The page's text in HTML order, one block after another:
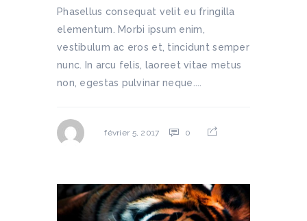
Phasellus consequat velit eu fringilla
elementum. Morbi ipsum enim,
vestibulum ac eros et, tincidunt semper
nunc. In arcu felis, laoreet vitae metus
non, egestas pulvinar neque....
février 5, 2017 0